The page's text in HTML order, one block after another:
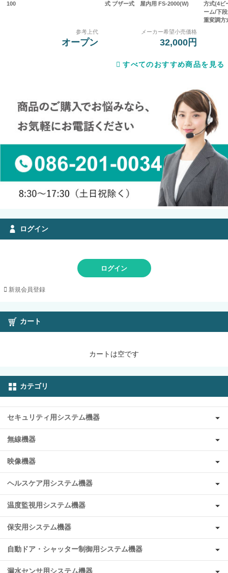
100
参考上代
オープン
式 ブザー式 屋内用 FS-2000(W)
メーカー希望小売価格
32,000円
方式(4ビ
ーム/下
重変調方
すべてのおすすめ商品を見る
ログイン
ログイン
新規会員登録
カート
カートは空です
カテゴリ
セキュリティ用システム機器
無線機器
映像機器
ヘルスケア用システム機器
温度監視用システム機器
保安用システム機器
自動ドア・シャッター制御用システム機器
漏水センサ用システム機器